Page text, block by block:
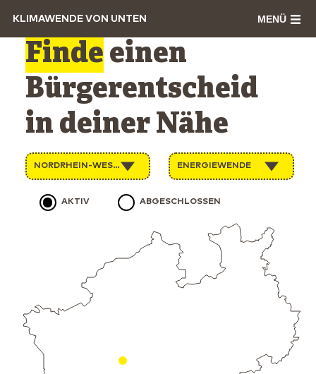
KLIMAWENDE VON UNTEN MENÜ
Finde einen
Bürgerentscheid
in deiner Nähe
NORDRHEIN-WESTFALEN ENERGIEWENDE
AKTIV ABGESCHLOSSEN